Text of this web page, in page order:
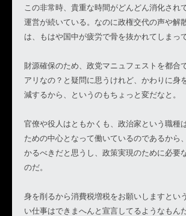
この非常時、貴重な時間がどんどん消化さ
運営が続いている。なのに政権交代の声や解
は、もはや国中が疲労で骨を抜かれてしまっ
財源確保のため、政党マニュフェストを都
アリなの？と疑問に思うけれど、かわりに身
減するから、というのもちょっと変だなと。
官僚や役人はともかくも、政治家という職種
ための中心となって働いているのであるから
かるべきだと思うし、政策実現のために必要
のだ。
身を削るから消費税増税をお願いしますとい
い仕事はできまへんと宣言してるようなもん